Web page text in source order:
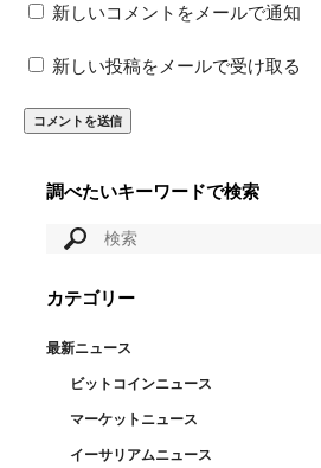
新しいコメントをメールで通知
新しい投稿をメールで受け取る
調べたいキーワードで検索
カテゴリー
最新ニュース
ビットコインニュース
マーケットニュース
イーサリアムニュース